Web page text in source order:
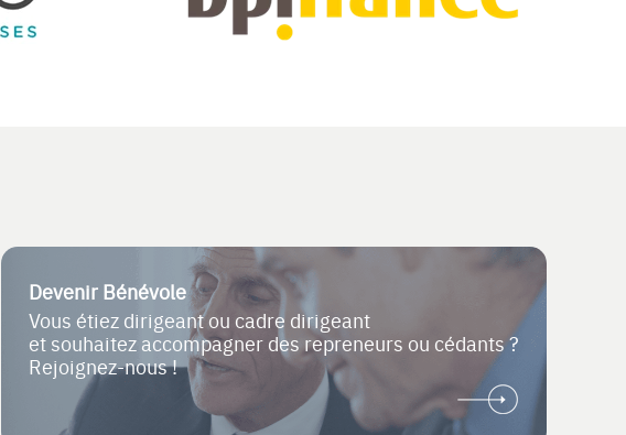
Devenir Bénévole
Vous étiez dirigeant ou cadre dirigeant
et souhaitez accompagner des repreneurs ou cédants ?
Rejoignez-nous !